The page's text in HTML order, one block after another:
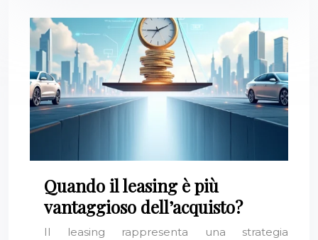
Quando il leasing è più
vantaggioso dell’acquisto?
Il leasing rappresenta una strategia